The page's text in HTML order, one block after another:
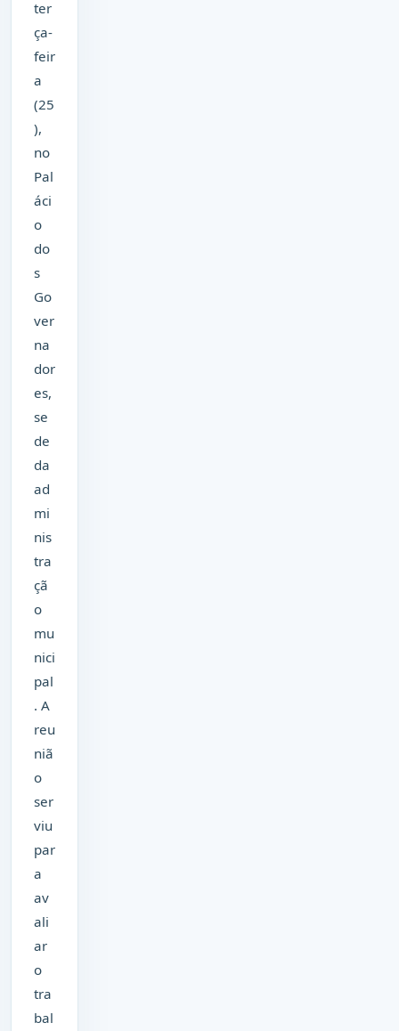
ter
ça-
feir
a
(25
),
no
Pal
áci
o
do
s
Go
ver
na
dor
es,
se
de
da
ad
mi
nis
tra
çã
o
mu
nici
pal
. A
reu
niã
o
ser
viu
par
a
av
ali
ar
o
tra
bal